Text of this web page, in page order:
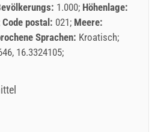
1.000 Höhenlage:
Code postal: 021 Meere:
Sprachen: Kroatisch
16.3324105